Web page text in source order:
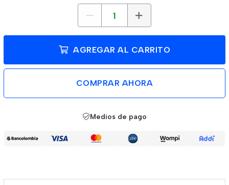
AGREGAR AL CARRITO
COMPRAR AHORA
Medios de pago